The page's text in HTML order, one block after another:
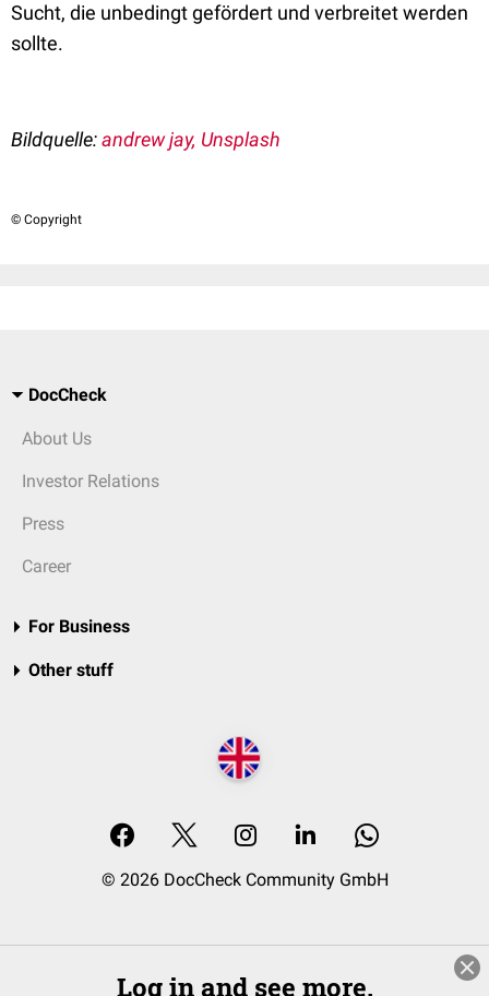
Sucht, die unbedingt gefördert und verbreitet werden
sollte.
Bildquelle:andrew jay, Unsplash
© Copyright
DocCheck
About Us
Investor Relations
Press
Career
For Business
Other stuff
© 2026 DocCheck Community GmbH
Log in and see more.